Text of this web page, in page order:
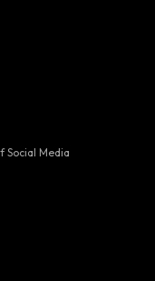
Social Media